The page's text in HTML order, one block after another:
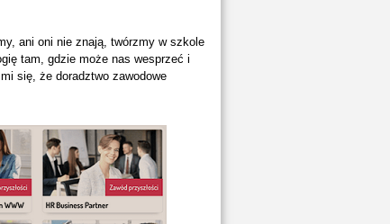
ani oni nie znają, twórzmy w szkole
tam, gdzie może nas wesprzeć i
się, że doradztwo zawodowe